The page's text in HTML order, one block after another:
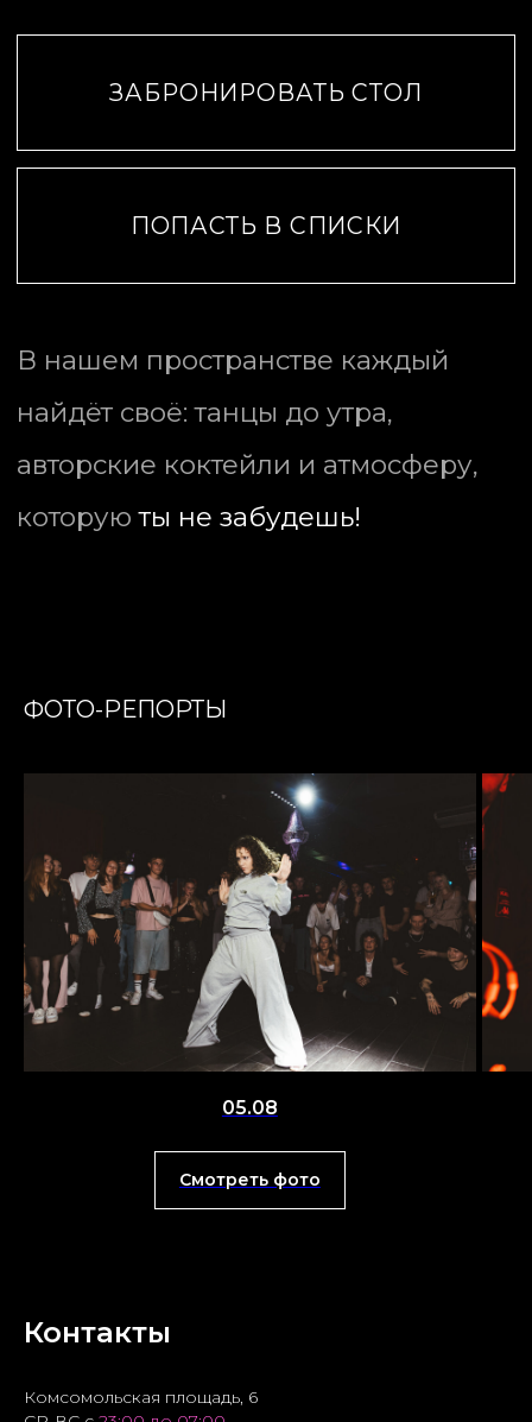
ФОТО-РЕПОРТЫ
05.08
Смотреть фото
Контакты
Комсомольская площадь, 6